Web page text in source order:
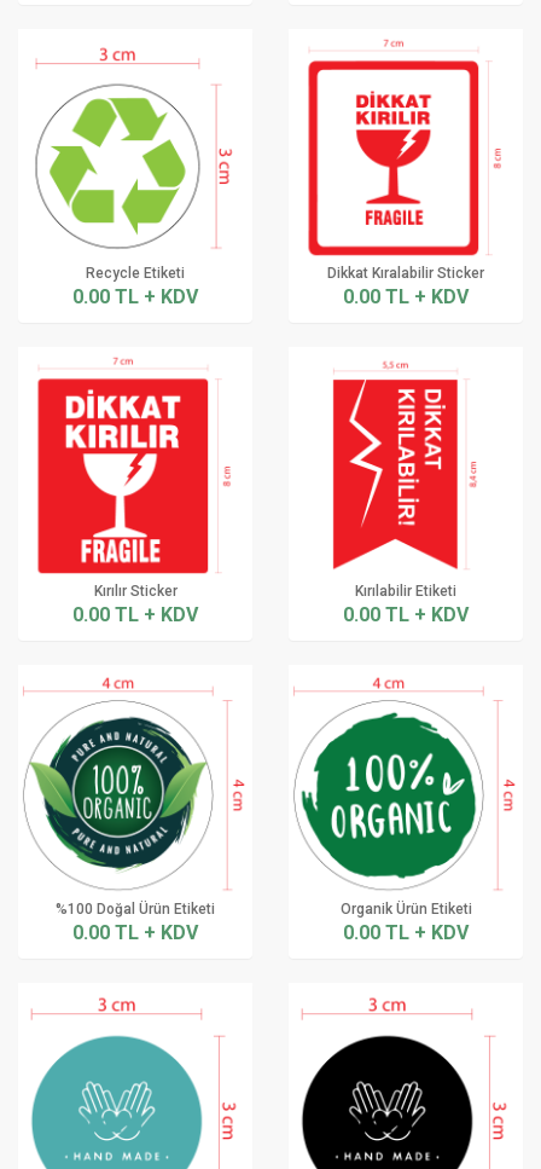
Recycle Etiketi
0.00 TL + KDV
Dikkat Kıralabilir Sticker
0.00 TL + KDV
Kırılır Sticker
0.00 TL + KDV
Kırılabilir Etiketi
0.00 TL + KDV
%100 Doğal Ürün Etiketi
0.00 TL + KDV
Organik Ürün Etiketi
0.00 TL + KDV